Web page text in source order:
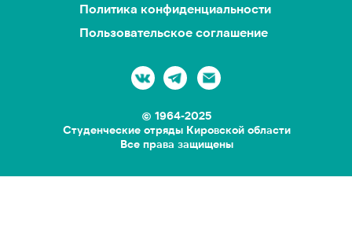
© 1964-2025
Студенческие отряды Кировской области
Все права защищены
Пользовательское соглашение
Политика конфиденциальности